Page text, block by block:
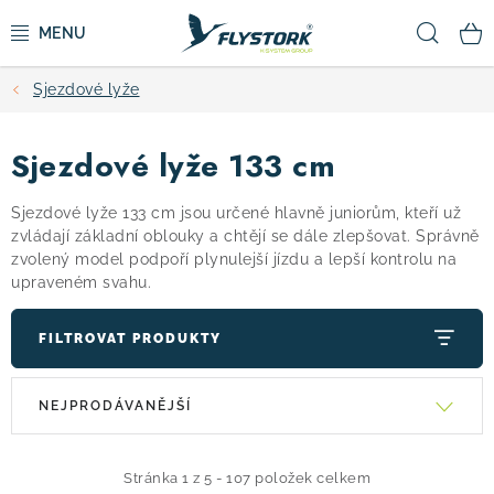
na
CYKLISTIKA
ZIMNÍ SPORTY
KOLOBĚŽKY
OBLEČENÍ A BOTY
DOPLŇKY
CAMPING
VÝPRODEJ
Sjezdové lyže
Sjezdové lyže 133 cm
Sjezdové lyže 133 cm jsou určené hlavně juniorům, kteří už
zvládají základní oblouky a chtějí se dále zlepšovat. Správně
zvolený model podpoří plynulejší jízdu a lepší kontrolu na
upraveném svahu.
FILTROVAT PRODUKTY
V
Stránka 1 z 5 - 107 položek celkem
Ř
NEJPRODÁVANĚJŠÍ